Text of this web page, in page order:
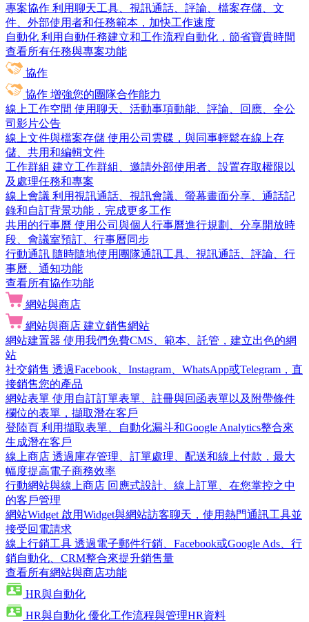
專案協作 利用聊天工具、視訊通話、評論、檔案存儲、文
件、外部使用者和任務範本，加快工作速度
自動化 利用自動任務建立和工作流程自動化，節省寶貴時間
查看所有任務與專案功能
協作
協作 增強您的團隊合作能力
線上工作空間 使用聊天、活動事項動能、評論、回應、全公
司影片公告
線上文件與檔案存儲 使用公司雲碟，與同事輕鬆在線上存
儲、共用和編輯文件
工作群組 建立工作群組、邀請外部使用者、設置存取權限以
及處理任務和專案
線上會議 利用視訊通話、視訊會議、螢幕畫面分享、通話記
錄和自訂背景功能，完成更多工作
共用的行事曆 使用公司與個人行事曆進行規劃、分享開放時
段、會議室預訂、行事曆同步
行動通訊 隨時隨地使用團隊通訊工具、視訊通話、評論、行
事曆、通知功能
查看所有協作功能
網站與商店
網站與商店 建立銷售網站
網站建置器 使用我們免費CMS、範本、託管，建立出色的網
站
社交銷售 透過Facebook、Instagram、WhatsApp或Telegram，直
接銷售您的產品
網站表單 使用自訂訂單表單、註冊與回函表單以及附帶條件
欄位的表單，擷取潛在客戶
登陸頁 利用擷取表單、自動化漏斗和Google Analytics整合來
生成潛在客戶
線上商店 透過庫存管理、訂單處理、配送和線上付款，最大
幅度提高電子商務效率
行動網站與線上商店 回應式設計、線上訂單、在您掌控之中
的客戶管理
網站Widget 啟用Widget與網站訪客聊天，使用熱門通訊工具並
接受回電請求
線上行銷工具 透過電子郵件行銷、Facebook或Google Ads、行
銷自動化、CRM整合來提升銷售量
查看所有網站與商店功能
HR與自動化
HR與自動化 優化工作流程與管理HR資料